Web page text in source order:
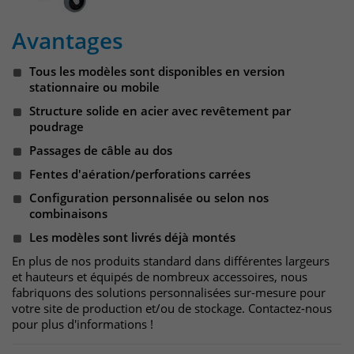
Avantages
Tous les modèles sont disponibles en version
stationnaire ou mobile
Structure solide en acier avec revêtement par
poudrage
Passages de câble au dos
Fentes d'aération/perforations carrées
Configuration personnalisée ou selon nos
combinaisons
Les modèles sont livrés déjà montés
En plus de nos produits standard dans différentes largeurs
et hauteurs et équipés de nombreux accessoires, nous
fabriquons des solutions personnalisées sur-mesure pour
votre site de production et/ou de stockage. Contactez-nous
pour plus d'informations !
Anbieter
Laufzeit 1 Jahr
Zweck
Enthält die gewählten Tracking-Optin-
Name _pk_id
Anbieter Matomo
Laufzeit 13 Monate
Zweck
Das Cookie wird von Matomo installiert.
Das Cookie wird verwendet, um
Kampagnendaten zu berechnen und
Analysebericht der Website zu
verfolgen. Die Cookies speichern
Informationen anonym und weisen
eine randoly generierte Nummer zu,